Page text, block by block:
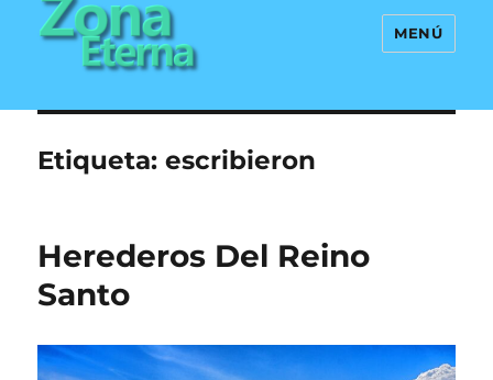
Zona Eterna
MENÚ
Etiqueta:escribieron
Herederos Del Reino
Santo